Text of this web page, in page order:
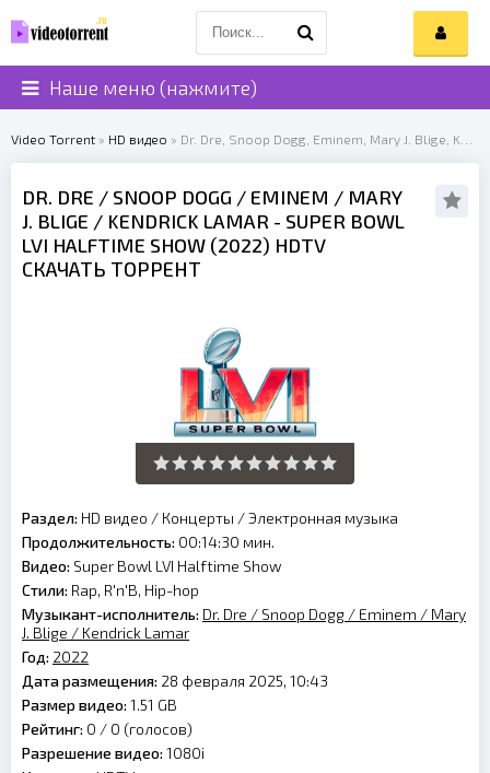
Наше меню (нажмите)
Video Torrent » HD видео » Dr. Dre, Snoop Dogg, Eminem, Mary J. Blige, Kendrick Lamar - Super Bowl LVI Halftime Show (2022)
DR. DRE / SNOOP DOGG / EMINEM / MARY
J. BLIGE / KENDRICK LAMAR - SUPER BOWL
LVI HALFTIME SHOW (2022) HDTV
СКАЧАТЬ ТОРРЕНТ
Раздел: HD видео / Концерты /Электронная музыка
Продолжительность: 00:14:30 мин.
Видео: Super Bowl LVI Halftime Show
Стили: Rap, R'n'B, Hip-hop
Музыкант-исполнитель: Dr. Dre / Snoop Dogg / Eminem / Mary
J. Blige / Kendrick Lamar
Год: 2022
Дата размещения: 28 февраля 2025, 10:43
Размер видео: 1.51 GB
Рейтинг: 0 / 0 (голосов)
Разрешение видео: 1080i